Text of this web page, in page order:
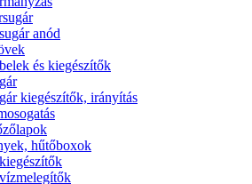
anód
és kiegészítők
kiegészítők, irányítás
hűtőboxok